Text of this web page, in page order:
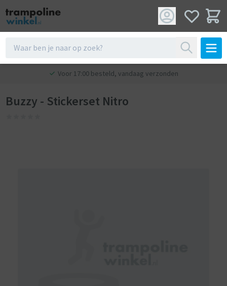
Voor 17:00 besteld, vandaag verzonden
Buzzy - Stickerset Nitro